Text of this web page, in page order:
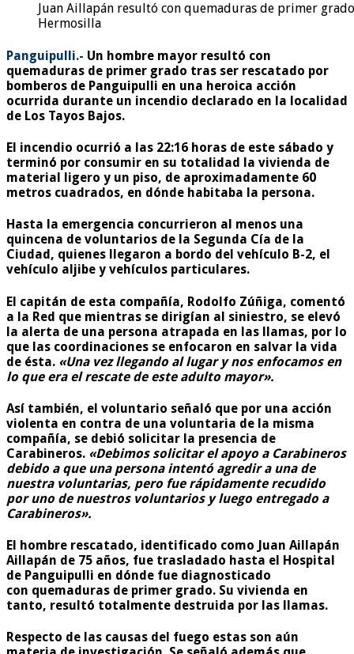
Juan Aillapán resultó con quemaduras de primer
Hermosilla
Panguipulli.- Un hombre mayor resultó con
quemaduras de primer grado tras ser rescatado por
bomberos de Panguipulli en una heroica acción
ocurrida durante un incendio declarado en la localidad
de Los Tayos Bajos.
El incendio ocurrió a las 22:16 horas de este sábado y
terminó por consumir en su totalidad la vivienda de
material ligero y un piso, de aproximadamente 60
metros cuadrados, en dónde habitaba la persona.
Hasta la emergencia concurrieron al menos una
quincena de voluntarios de la Segunda Cía de la
Ciudad, quienes llegaron a bordo del vehículo B-2, el
vehículo aljibe y vehículos particulares.
El capitán de esta compañía, Rodolfo Zúñiga, comentó
a la Red que mientras se dirigían al siniestro, se elevó
la alerta de una persona atrapada en las llamas, por lo
que las coordinaciones se enfocaron en salvar la vida
de ésta. «Una vez llegando al lugar y nos enfocamos en
lo que era el rescate de este adulto mayor».
Así también, el voluntario señaló que por una acción
violenta en contra de una voluntaria de la misma
compañía, se debió solicitar la presencia de
Carabineros. «Debimos solicitar el apoyo a Carabineros
debido a que una persona intentó agredir a una de
nuestra voluntarias, pero fue rápidamente recudido
por uno de nuestros voluntarios y luego entregado a
Carabineros».
El hombre rescatado, identificado como Juan Aillapán
Aillapán de 75 años, fue trasladado hasta el Hospital
de Panguipulli en dónde fue diagnosticado
con quemaduras de primer grado. Su vivienda en
tanto, resultó totalmente destruida por las llamas.
Respecto de las causas del fuego estas son aún